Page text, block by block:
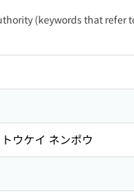
(keywords that
ウケイ ネンポウ